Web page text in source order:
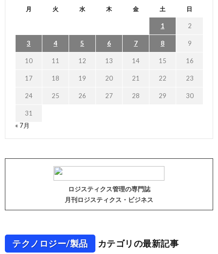
月 火 水 木 金 土 日
1 2
3 4 5 6 7 8 9
10 11 12 13 14 15 16
17 18 19 20 21 22 23
24 25 26 27 28 29 30
31
« 7月
ロジスティクス管理の専門誌
月刊ロジスティクス・ビジネス
テクノロジー/製品 カテゴリの最新記事